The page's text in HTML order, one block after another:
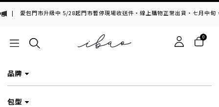
愛包門市升級中 5/28起門市暫停現場收送件・線上購物正常出貨・七月中旬，期
0
品牌
包型